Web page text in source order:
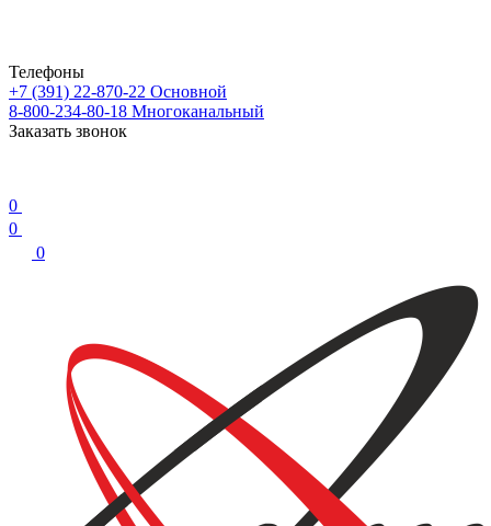
Телефоны
+7 (391) 22-870-22 Основной
8-800-234-80-18 Многоканальный
Заказать звонок
0
0
0